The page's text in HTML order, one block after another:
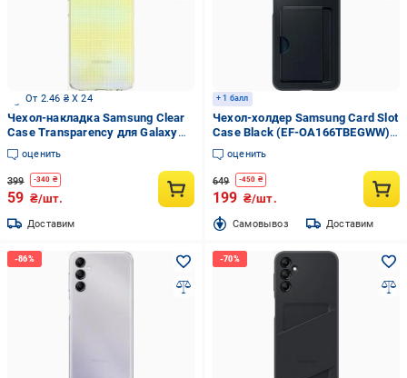
От 2.46 ₴ X 24
Чехол-накладка Samsung Clear
Case Transparency для Galaxy
A25 (GP-FPA256VAATW)
оценить
399 -340 ₴
59 ₴/шт.
Доставим
+ 1 балл
Чехол-холдер Samsung Card Slot
Case Black (EF-OA166TBEGWW)
для A16
оценить
649 -450 ₴
199 ₴/шт.
Cамовывоз Доставим